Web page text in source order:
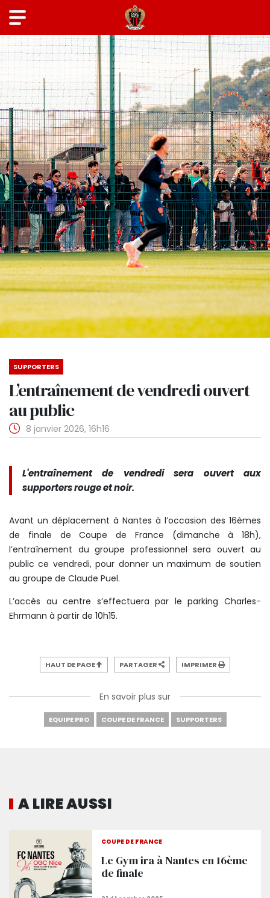
SUPPORTERS
L’entraînement de vendredi ouvert
au public
8 janvier 2026, 16h16
L'entraînement de vendredi sera ouvert aux
supporters rouge et noir.
Avant un déplacement à Nantes à l’occasion des 16èmes
de finale de Coupe de France (dimanche à 18h),
l’entraînement du groupe professionnel sera ouvert au
public ce vendredi, pour donner un maximum de soutien
au groupe de Claude Puel.
L’accès au centre s’effectuera par le parking Charles-
Ehrmann à partir de 10h15.
HAUT DE PAGE PARTAGER IMPRIMER
En savoir plus sur
EQUIPE PRO COUPE DE FRANCE SUPPORTERS
A LIRE AUSSI
COUPE DE FRANCE
Le Gym ira à Nantes en 16ème
de finale